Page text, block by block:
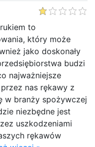
to
który może
jako doskonały
budzi
najważniejsze
nas rękawy z
w branży spożywczej
niezbędne jest
uszkodzeniami
rękawów